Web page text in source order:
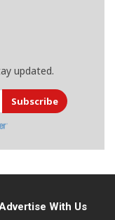
updated.
Subscribe
With Us